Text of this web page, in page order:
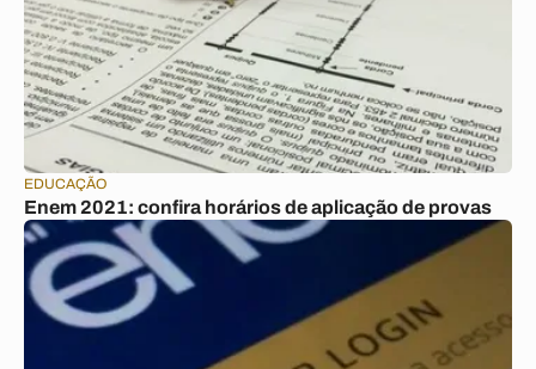
EDUCAÇÃO
Enem 2021: confira horários de aplicação de provas